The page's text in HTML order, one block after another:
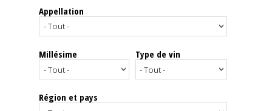
Spiritueux
Notes
dégustation
Appellation
Millésime Type de vin
Région et pays